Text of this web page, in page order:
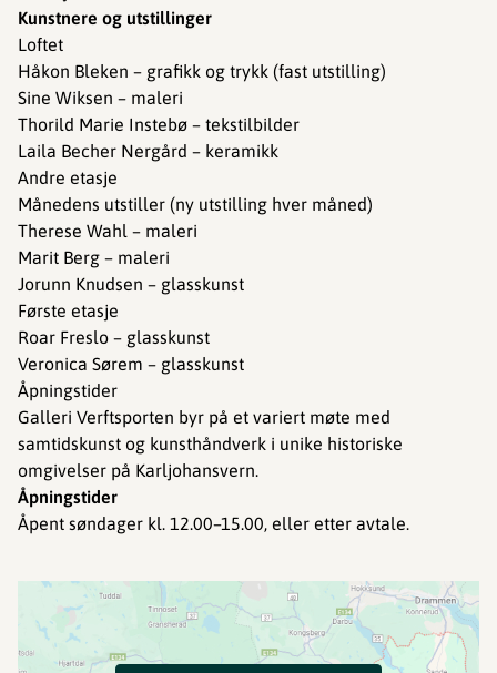
Kunstnere og utstillinger
Loftet
Håkon Bleken – grafikk og trykk (fast utstilling)
Sine Wiksen – maleri
Thorild Marie Instebø – tekstilbilder
Laila Becher Nergård – keramikk
Andre etasje
Månedens utstiller (ny utstilling hver måned)
Therese Wahl – maleri
Marit Berg – maleri
Jorunn Knudsen – glasskunst
Første etasje
Roar Freslo – glasskunst
Veronica Sørem – glasskunst
Åpningstider
Galleri Verftsporten byr på et variert møte med
samtidskunst og kunsthåndverk i unike historiske
omgivelser på Karljohansvern.
Åpningstider
Åpent søndager kl. 12.00–15.00, eller etter avtale.